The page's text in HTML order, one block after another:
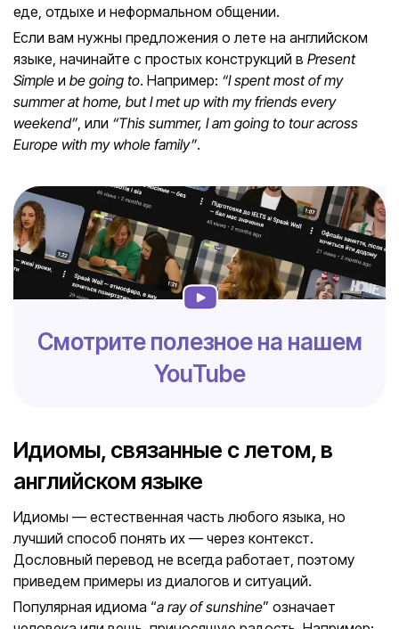
еде, отдыхе и неформальном общении.
Если вам нужны предложения о лете на английском
языке, начинайте с простых конструкций в Present
Simple и be going to. Например: “I spent most of my
summer at home, but I met up with my friends every
weekend”, или “This summer, I am going to tour across
Europe with my whole family”.
Смотрите полезное на нашем
YouTube
Идиомы, связанные с летом, в
английском языке
Идиомы — естественная часть любого языка, но
лучший способ понять их — через контекст.
Дословный перевод не всегда работает, поэтому
приведем примеры из диалогов и ситуаций.
Популярная идиома “a ray of sunshine” означает